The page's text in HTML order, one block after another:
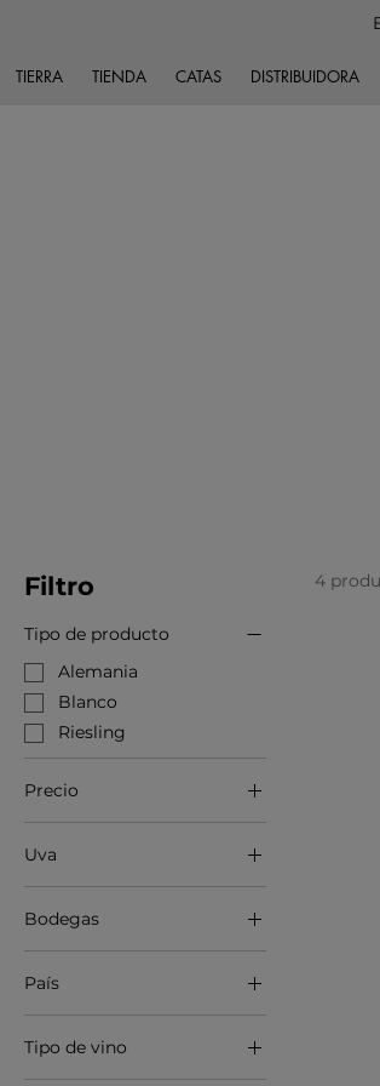
TIERRA TIENDA CATAS DISTRIBUIDORA
Filtro
Tipo de producto
Alemania
Blanco
Riesling
Precio
19 € 50 €
Uva
Riesling
Bodegas
Bodega Koehler-
País
Alemania
Tipo de vino
4